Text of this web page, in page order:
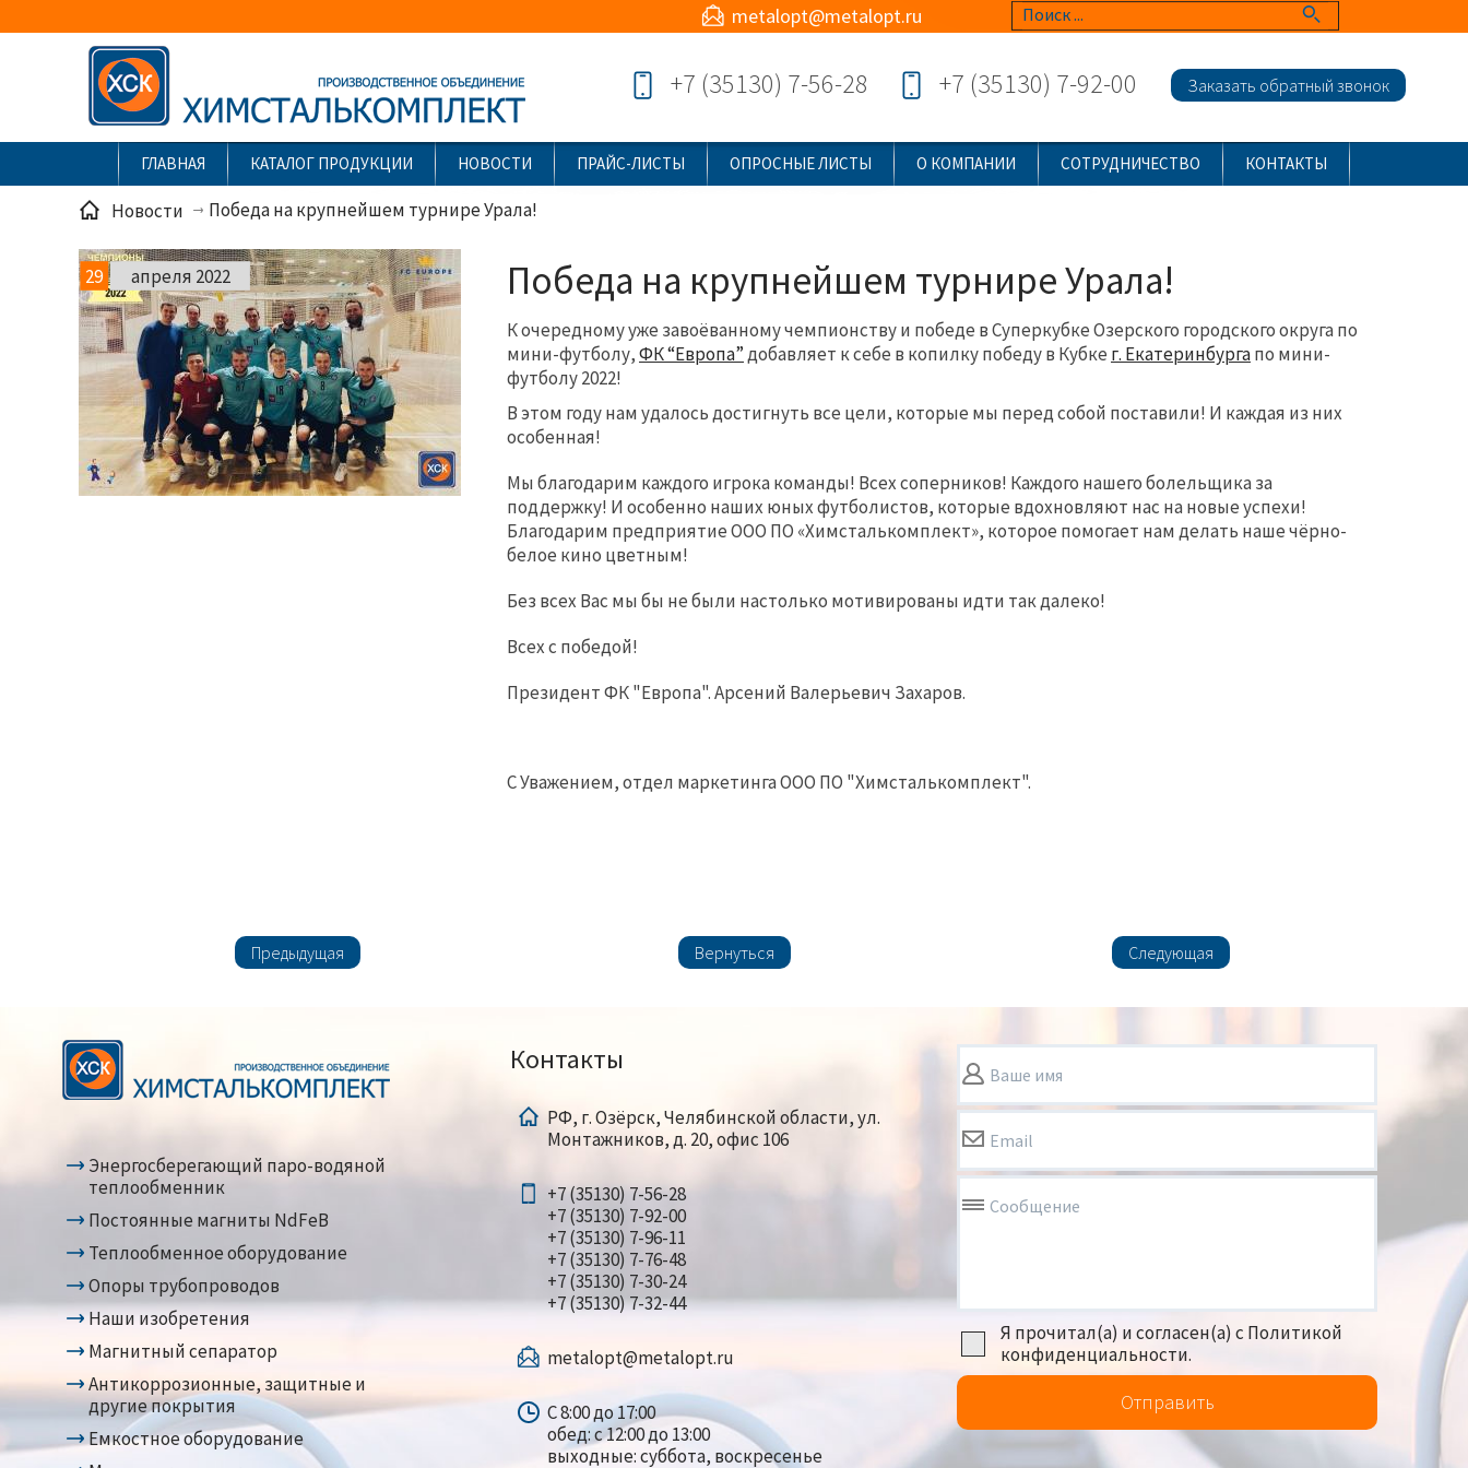
metalopt@metalopt.ru
+7 (35130) 7-56-28 +7 (35130) 7-92-00 Заказать обратный звонок
ГЛАВНАЯ КАТАЛОГ ПРОДУКЦИИ НОВОСТИ ПРАЙС-ЛИСТЫ ОПРОСНЫЕ ЛИСТЫ О КОМПАНИИ СОТРУДНИЧЕСТВО КОНТАКТЫ
Новости Победа на крупнейшем турнире Урала!
29 апреля 2022 Победа на крупнейшем турнире Урала!
К очередному уже завоёванному чемпионству и победе в Суперкубке Озерского городского округа по
мини-футболу,ФК “Европа”добавляет к себе в копилку победу в Кубке г. Екатеринбургапо мини-
футболу 2022!
В этом году нам удалось достигнуть все цели, которые мы перед собой поставили! И каждая из них
особенная!
Мы благодарим каждого игрока команды! Всех соперников! Каждого нашего болельщика за
поддержку! И особенно наших юных футболистов, которые вдохновляют нас на новые успехи!
Благодарим предприятие ООО ПО «Химсталькомплект», которое помогает нам делать наше чёрно-
белое кино цветным!
Без всех Вас мы бы не были настолько мотивированы идти так далеко!
Всех с победой!
Президент ФК "Европа". Арсений Валерьевич Захаров.
С Уважением, отдел маркетинга ООО ПО "Химсталькомплект".
Предыдущая Вернуться Следующая
Энергосберегающий паро-водяной
теплообменник
Постоянные магниты NdFeB
Теплообменное оборудование
Опоры трубопроводов
Наши изобретения
Магнитный сепаратор
Антикоррозионные, защитные и
другие покрытия
Емкостное оборудование
Контакты
РФ, г. Озёрск, Челябинской области, ул.
Монтажников, д. 20, офис 106
+7 (35130) 7-56-28
+7 (35130) 7-92-00
+7 (35130) 7-96-11
+7 (35130) 7-76-48
+7 (35130) 7-30-24
+7 (35130) 7-32-44
metalopt@metalopt.ru
С 8:00 до 17:00
обед: с 12:00 до 13:00
выходные: суббота, воскресенье
Ваше имя
Email
Сообщение
Я прочитал(а) и согласен(а) с Политикой
конфиденциальности.
Отправить